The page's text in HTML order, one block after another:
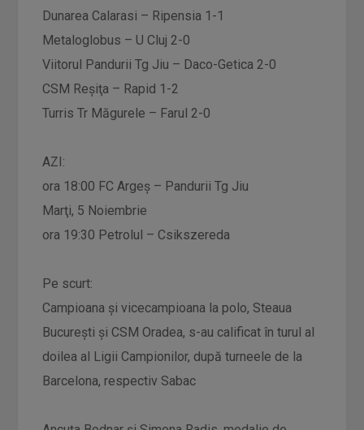
Dunarea Calarasi – Ripensia 1-1
Metaloglobus – U Cluj 2-0
Viitorul Pandurii Tg Jiu – Daco-Getica 2-0
CSM Reşiţa – Rapid 1-2
Turris Tr Măgurele – Farul 2-0
AZI:
ora 18:00 FC Argeş – Pandurii Tg Jiu
Marţi, 5 Noiembrie
ora 19:30 Petrolul – Csikszereda
Pe scurt:
Campioana şi vicecampioana la polo, Steaua
Bucureşti şi CSM Oradea, s-au calificat în turul al
doilea al Ligii Campionilor, după turneele de la
Barcelona, respectiv Sabac